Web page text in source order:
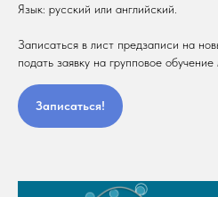
Язык: русский или английский.
Записаться в лист предзаписи на
подать заявку на групповое
Записаться!